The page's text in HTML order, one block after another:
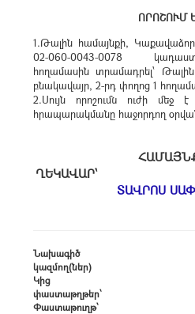
ՈՐՈՇՈՒՄ
1.Թալին համայնքի,
02-060-0043-0078
հողամասին տրամադրել՝
բնակավայր, 2-րդ փողոց 1
2.Սույն որոշումն ուժի մեջ
հրապարակմանը հաջորդող
ՏԱՎՐՈՍ
Նախագիծ
կազմող(ներ)
Կից
փաստաթղթեր՝
Փաստաթուղթ՝